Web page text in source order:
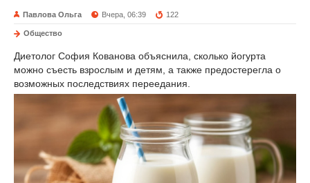
Павлова Ольга Вчера, 06:39 122
Общество
Диетолог София Кованова объяснила, сколько йогурта
можно съесть взрослым и детям, а также предостерегла о
возможных последствиях переедания.